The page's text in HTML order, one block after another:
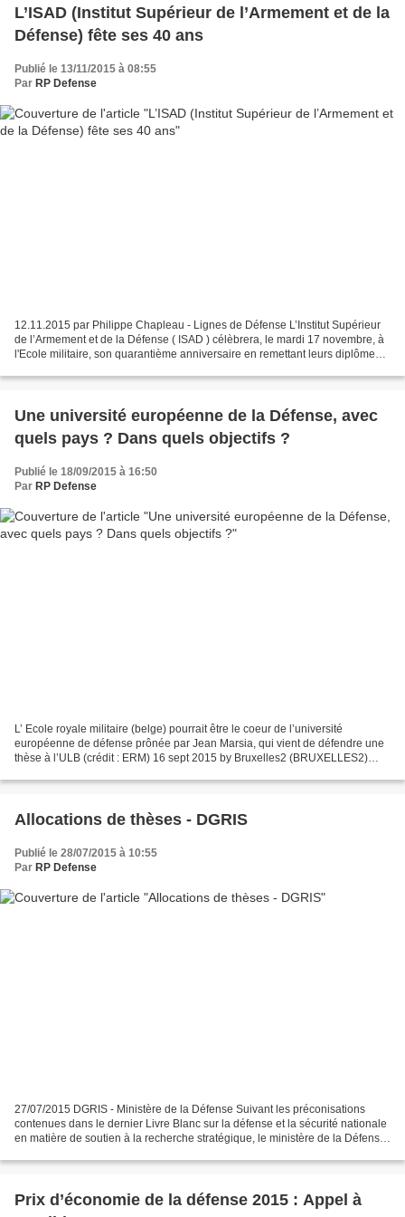
L’ISAD (Institut Supérieur de l’Armement et de la
Défense) fête ses 40 ans
Publié le 13/11/2015 à 08:55
Par RP Defense
12.11.2015 par Philippe Chapleau - Lignes de Défense L’Institut Supérieur
de l’Armement et de la Défense ( ISAD ) célèbrera, le mardi 17 novembre, à
l'Ecole militaire, son quarantième anniversaire en remettant leurs diplômes
Une université européenne de la Défense, avec
quels pays ? Dans quels objectifs ?
Publié le 18/09/2015 à 16:50
Par RP Defense
L’ Ecole royale militaire (belge) pourrait être le coeur de l’université
européenne de défense prônée par Jean Marsia, qui vient de défendre une
thèse à l’ULB (crédit : ERM) 16 sept 2015 by Bruxelles2 (BRUXELLES2)
Allocations de thèses - DGRIS
Publié le 28/07/2015 à 10:55
Par RP Defense
27/07/2015 DGRIS - Ministère de la Défense Suivant les préconisations
contenues dans le dernier Livre Blanc sur la défense et la sécurité nationale
en matière de soutien à la recherche stratégique, le ministère de la Défense
Prix d’économie de la défense 2015 : Appel à